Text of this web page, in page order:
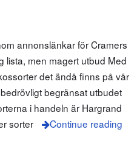
annonslänkar för Cramers
lista, men magert utbud Med
det ändå finns på vår
begränsat utbudet
i handeln är Hargrand
sorter
Continue reading